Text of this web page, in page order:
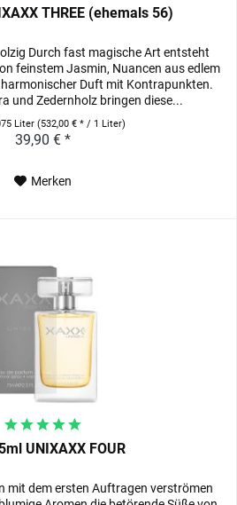
THREE (ehemals 56)
Durch fast magische Art entsteht
feinstem Jasmin, Nuancen aus edlem
Duft mit Kontrapunkten.
und Zedernholz bringen diese...
Liter(532,00 € * / 1 Liter)
39,90 € *
Merken
UNIXAXX FOUR
mit dem ersten Auftragen verströmen